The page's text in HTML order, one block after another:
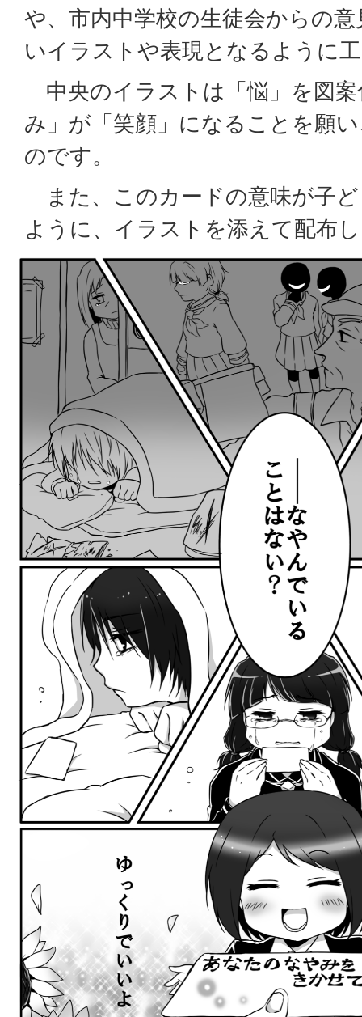
や、市内中学校の生徒会からの
いイラストや表現となるように
中央のイラストは「悩」を図
み」が「笑顔」になることを願
のです。
また、このカードの意味が子
ように、イラストを添えて配布